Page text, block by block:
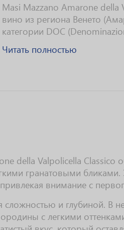
Masi Mazzano Amarone della
вино из региона Венето
категории DOC
Читать полностью
della Valpolicella
гранатовыми бликами.
внимание с
сложностью и глубиной. В
с легкими